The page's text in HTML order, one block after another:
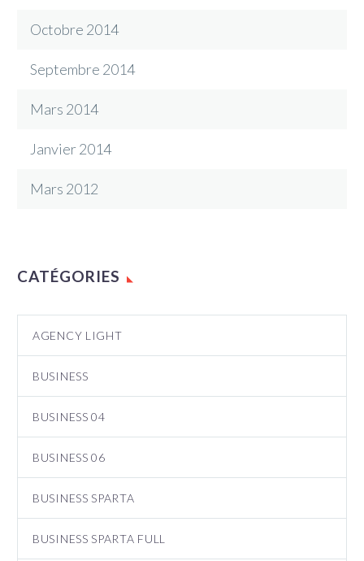
Octobre 2014
Septembre 2014
Mars 2014
Janvier 2014
Mars 2012
CATÉGORIES
AGENCY LIGHT
BUSINESS
BUSINESS 04
BUSINESS 06
BUSINESS SPARTA
BUSINESS SPARTA FULL